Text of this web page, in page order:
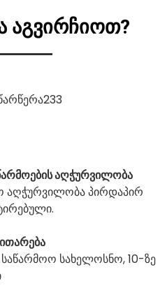
ᲐᲒᲕᲘᲠᲩᲘᲝᲗ?
აღჭურვილობა
აღჭურვილობა პირდაპირ
საწარმოო სახელოსნო, 10-ზე